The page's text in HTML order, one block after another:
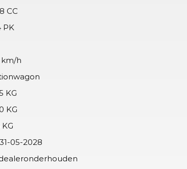
CC
PK
km/h
KG
KG
05-2028